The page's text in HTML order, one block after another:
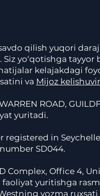
qilish yuqori
yo‘qotishga
kelajakdagi
va Mijoz
ROAD,
yuritadi.
registered in
SD044.
Complex, Office 4,
faoliyat yuritishga
yozma